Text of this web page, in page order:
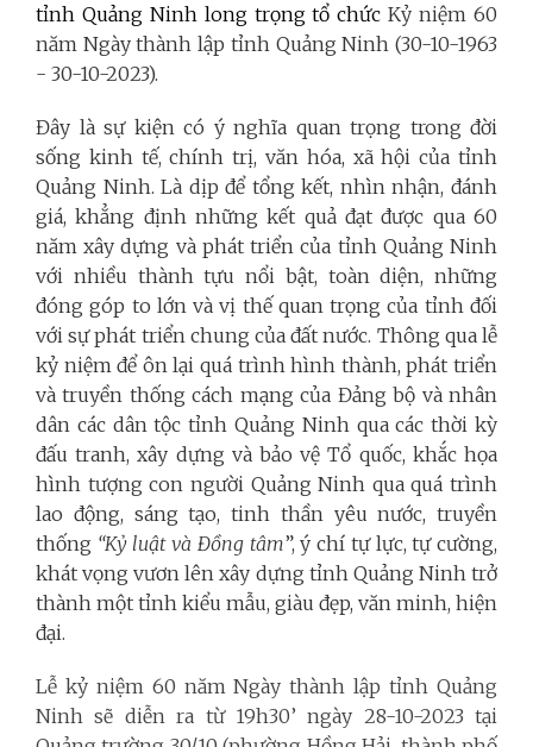
tỉnh Quảng Ninh long trọng tổ chức Kỷ niệm 60
năm Ngày thành lập tỉnh Quảng Ninh (30-10-1963
- 30-10-2023).
Đây là sự kiện có ý nghĩa quan trọng trong đời
sống kinh tế, chính trị, văn hóa, xã hội của tỉnh
Quảng Ninh. Là dịp để tổng kết, nhìn nhận, đánh
giá, khẳng định những kết quả đạt được qua 60
năm xây dựng và phát triển của tỉnh Quảng Ninh
với nhiều thành tựu nổi bật, toàn diện, những
đóng góp to lớn và vị thế quan trọng của tỉnh đối
với sự phát triển chung của đất nước. Thông qua lễ
kỷ niệm để ôn lại quá trình hình thành, phát triển
và truyền thống cách mạng của Đảng bộ và nhân
dân các dân tộc tỉnh Quảng Ninh qua các thời kỳ
đấu tranh, xây dựng và bảo vệ Tổ quốc, khắc họa
hình tượng con người Quảng Ninh qua quá trình
lao động, sáng tạo, tinh thần yêu nước, truyền
thống “Kỷ luật và Đồng tâm”, ý chí tự lực, tự cường,
khát vọng vươn lên xây dựng tỉnh Quảng Ninh trở
thành một tỉnh kiểu mẫu, giàu đẹp, văn minh, hiện
đại.
Lễ kỷ niệm 60 năm Ngày thành lập tỉnh Quảng
Ninh sẽ diễn ra từ 19h30’ ngày 28-10-2023 tại